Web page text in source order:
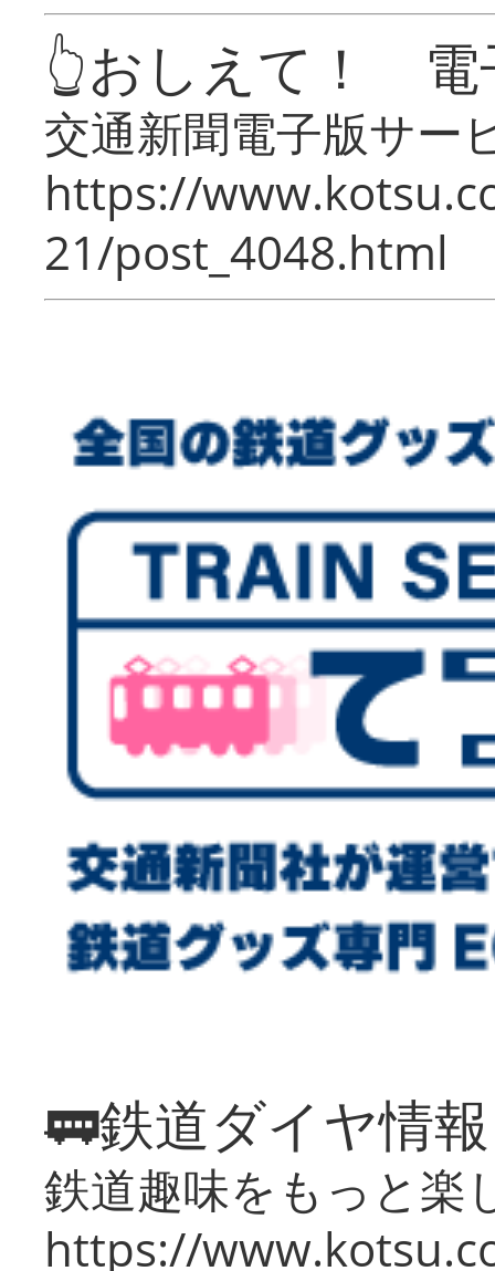
👆おしえて！ 電
交通新聞電子版サー
https://
21/post_4048.html
🚃鉄道ダイヤ情
鉄道趣味をもっと楽
https://